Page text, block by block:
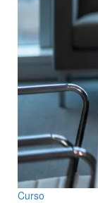
Curso